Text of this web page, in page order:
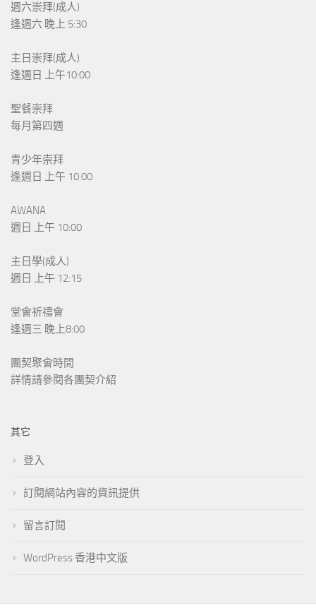
週六崇拜(成人)
逢週六 晚上 5:30
主日崇拜(成人)
逢週日 上午10:00
聖餐崇拜
每月第四週
青少年崇拜
逢週日 上午 10:00
AWANA
週日 上午 10:00
主日學(成人)
週日 上午 12:15
堂會祈禱會
逢週三 晚上8:00
團契聚會時間
詳情請參閱各團契介紹
其它
登入
訂閱網站內容的資訊提供
留言訂閱
WordPress 香港中文版